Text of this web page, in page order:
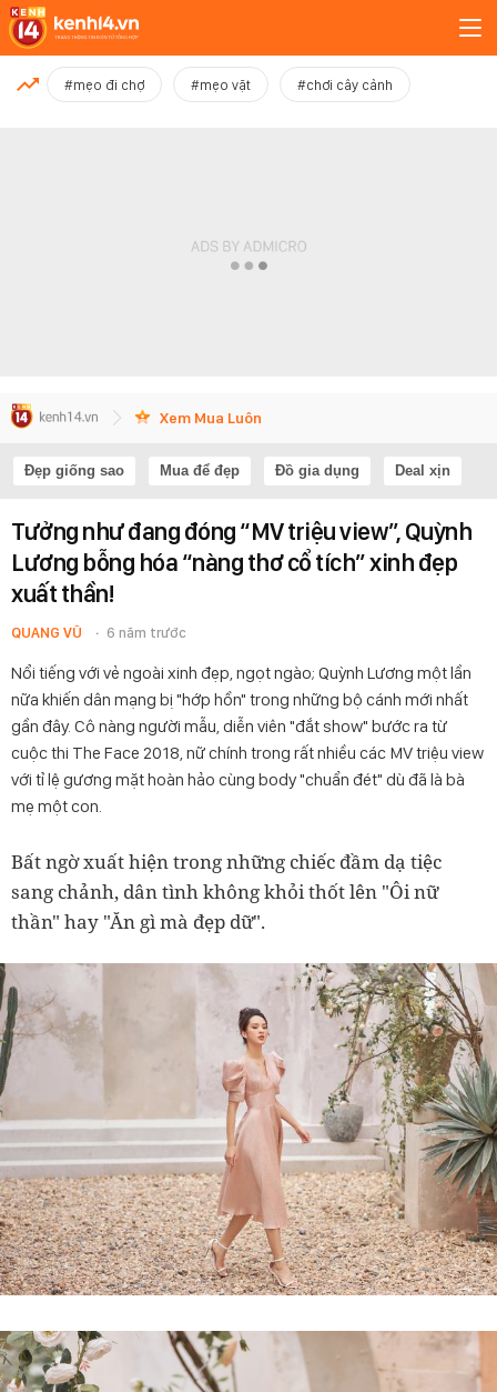
MỚI NHẤT
#mẹo đi chợ #mẹo vặt #chơi cây cảnh
Xem Mua Luôn
Đẹp giống sao Mua để đẹp Đồ gia dụng Deal xịn
Tưởng như đang đóng “MV triệu view”, Quỳnh
Lương bỗng hóa “nàng thơ cổ tích” xinh đẹp
xuất thần!
QUANG VŨ 6 năm trước
Nổi tiếng với vẻ ngoài xinh đẹp, ngọt ngào; Quỳnh Lương một lần
nữa khiến dân mạng bị "hớp hồn" trong những bộ cánh mới nhất
gần đây. Cô nàng người mẫu, diễn viên "đắt show" bước ra từ
cuộc thi The Face 2018, nữ chính trong rất nhiều các MV triệu view
với tỉ lệ gương mặt hoàn hảo cùng body "chuẩn đét" dù đã là bà
mẹ một con.
Bất ngờ xuất hiện trong những chiếc đầm dạ tiệc
sang chảnh, dân tình không khỏi thốt lên "Ôi nữ
thần" hay "Ăn gì mà đẹp dữ".